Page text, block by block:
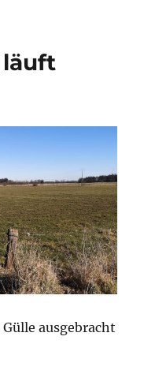
läuft
ausgebracht